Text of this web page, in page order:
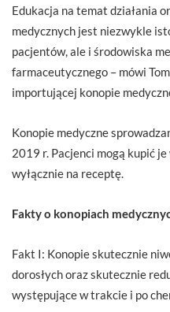
Edukacja na temat działania
medycznych jest niezwykle
pacjentów, ale i środowiska
farmaceutycznego – mówi
importującej konopie
Konopie medyczne
2019 r. Pacjenci mogą kupić
wyłącznie na receptę.
Fakty o konopiach
Fakt I: Konopie skutecznie
dorosłych oraz skutecznie
występujące w trakcie i po